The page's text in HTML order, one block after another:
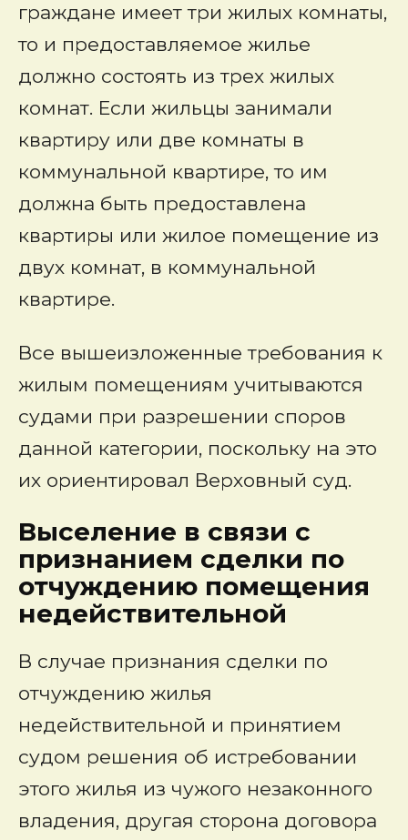
граждане имеет три жилых комнаты,
то и предоставляемое жилье
должно состоять из трех жилых
комнат. Если жильцы занимали
квартиру или две комнаты в
коммунальной квартире, то им
должна быть предоставлена
квартиры или жилое помещение из
двух комнат, в коммунальной
квартире.
Все вышеизложенные требования к
жилым помещениям учитываются
судами при разрешении споров
данной категории, поскольку на это
их ориентировал Верховный суд.
Выселение в связи с
признанием сделки по
отчуждению помещения
недействительной
В случае признания сделки по
отчуждению жилья
недействительной и принятием
судом решения об истребовании
этого жилья из чужого незаконного
владения, другая сторона договора